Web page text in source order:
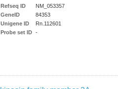
Refseq ID
NM_053357
GeneID
84353
Unigene ID
Rn.112601
Probe set ID -